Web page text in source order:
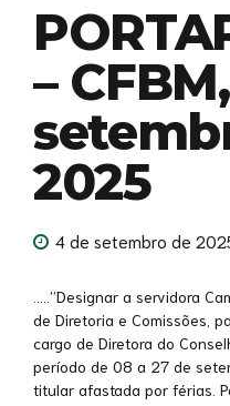
–
2025
4 de setembro de
…..”Designar a servidora
de Diretoria e Comissões,
cargo de Diretora do
período de 08 a 27 de
titular afastada por férias.